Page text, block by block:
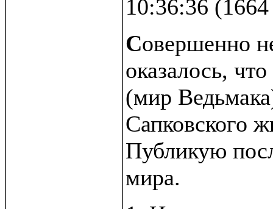
10:36:36 (
Совершенно
оказалось,
(мир
Сапковского
Публикую
мира.